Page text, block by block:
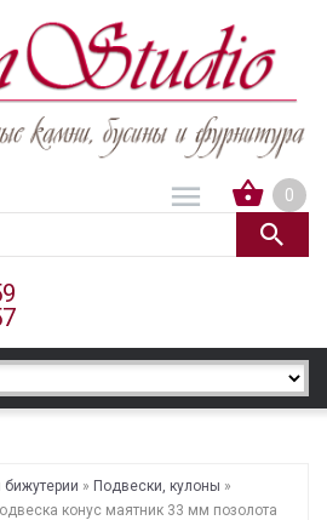
0
бижутерии » Подвески, кулоны »
конус маятник 33 мм позолота